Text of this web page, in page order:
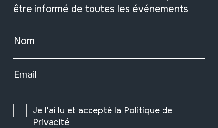
être informé de toutes les événements
Nom
Email
Je l'ai lu et accepté la Politique de
Privacité